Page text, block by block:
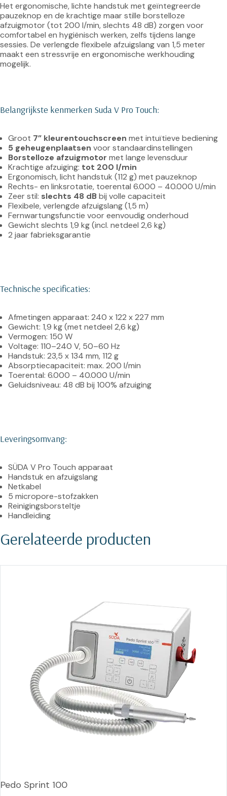
Het ergonomische, lichte handstuk met geïntegreerde
pauzeknop en de krachtige maar stille borstelloze
afzuigmotor (tot 200 l/min, slechts 48 dB) zorgen voor
comfortabel en hygiënisch werken, zelfs tijdens lange
sessies. De verlengde flexibele afzuigslang van 1,5 meter
maakt een stressvrije en ergonomische werkhouding
mogelijk.
Belangrijkste kenmerken Suda V Pro Touch:
Groot 7” kleurentouchscreen met intuïtieve bediening
5 geheugenplaatsen voor standaardinstellingen
Borstelloze afzuigmotor met lange levensduur
Krachtige afzuiging: tot 200 l/min
Ergonomisch, licht handstuk (112 g) met pauzeknop
Rechts- en linksrotatie, toerental 6.000 – 40.000 U/min
Zeer stil: slechts 48 dB bij volle capaciteit
Flexibele, verlengde afzuigslang (1,5 m)
Fernwartungsfunctie voor eenvoudig onderhoud
Gewicht slechts 1,9 kg (incl. netdeel 2,6 kg)
2 jaar fabrieksgarantie
Technische specificaties:
Afmetingen apparaat: 240 x 122 x 227 mm
Gewicht: 1,9 kg (met netdeel 2,6 kg)
Vermogen: 150 W
Voltage: 110–240 V, 50–60 Hz
Handstuk: 23,5 x 134 mm, 112 g
Absorptiecapaciteit: max. 200 l/min
Toerental: 6.000 – 40.000 U/min
Geluidsniveau: 48 dB bij 100% afzuiging
Leveringsomvang:
SÜDA V Pro Touch apparaat
Handstuk en afzuigslang
Netkabel
5 micropore-stofzakken
Reinigingsborsteltje
Handleiding
Gerelateerde producten
Pedo Sprint 100